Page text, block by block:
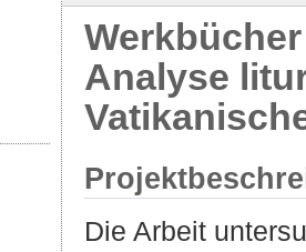
Analyse
Die Arbeit